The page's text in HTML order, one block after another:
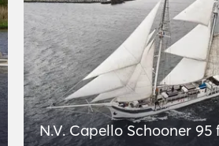
N.V. Capello Schooner 95